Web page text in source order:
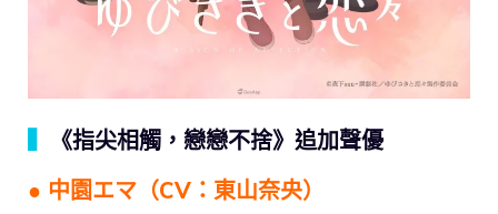
《指尖相觸，戀戀不捨》追加聲優
● 中園エマ（CV：東山奈央）